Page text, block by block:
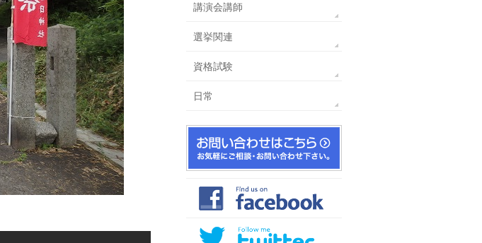
講演会講師
選挙関連
資格試験
日常